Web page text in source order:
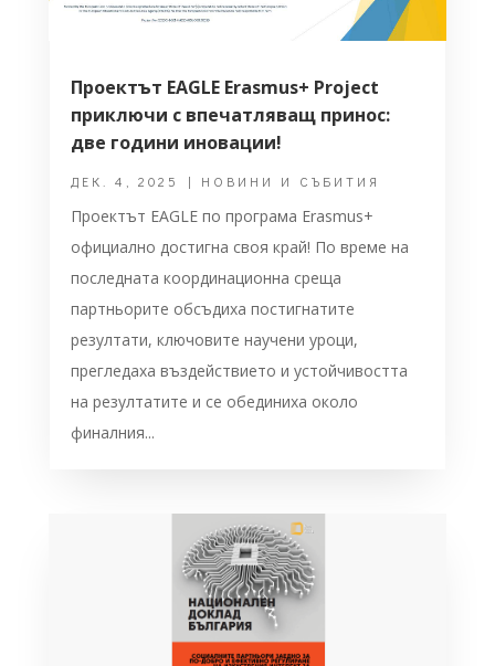
Проектът EAGLE Erasmus+ Project
приключи с впечатляващ принос:
две години иновации!
ДЕК. 4, 2025 | НОВИНИ И СЪБИТИЯ
Проектът EAGLE по програма Erasmus+
официално достигна своя край! По време на
последната координационна среща
партньорите обсъдиха постигнатите
резултати, ключовите научени уроци,
прегледаха въздействието и устойчивостта
на резултатите и се обединиха около
финалния...